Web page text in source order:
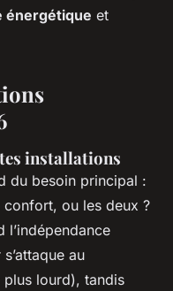
énergétique et
installations
du besoin principal :
ou les deux ?
l’indépendance
au
lourd), tandis